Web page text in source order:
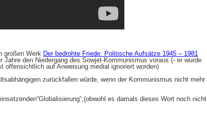
großen Werk Der bedrohte Friede: Politische Aufsätze 1945 – 1981
Jahre den Niedergang des Sowjet-Kommunismus voraus (- er wurde
auf Anweisung medial ignoriert worden)
zurückfallen würde, wenn der Kommunismus nicht mehr
es damals dieses Wort noch nicht